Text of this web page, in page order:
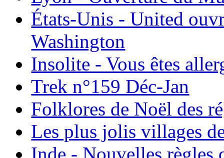
États-Unis - United
Washington
Insolite - Vous êtes
Trek n°159 Déc-Jan
Folklores de Noël des
Les plus jolis villages
Inde - Nouvelles règles